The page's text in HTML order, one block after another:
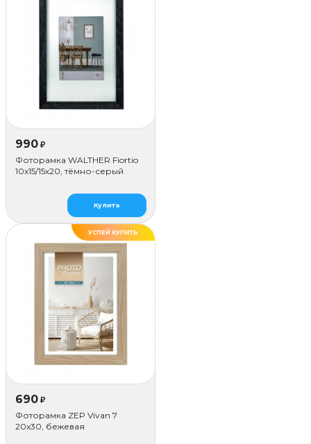
990 ₽
Фоторамка WALTHER Fiortio
10x15/15х20, тёмно-серый
Купить
УСПЕЙ КУПИТЬ
690 ₽
Фоторамка ZEP Vivan 7
20x30, бежевая